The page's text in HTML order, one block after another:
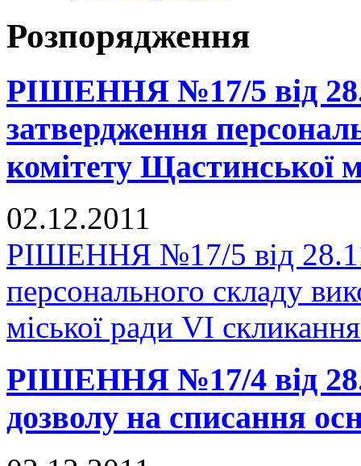
Розпорядження
РІШЕННЯ №17/5 від
затвердження
комітету Щастинської
02.12.2011
РІШЕННЯ №17/5 від
персонального складу
міської ради VI
РІШЕННЯ №17/4 від
дозволу на списання